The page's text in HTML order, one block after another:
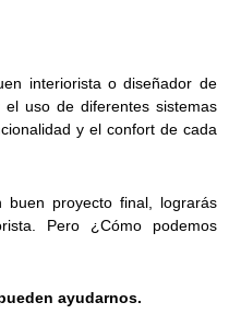
interiorista o diseñador de
uso de diferentes sistemas
y el confort de cada
proyecto final, lograrás
Pero ¿Cómo podemos
ayudarnos.